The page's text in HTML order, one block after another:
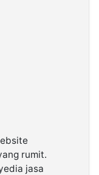
rumit.
jasa